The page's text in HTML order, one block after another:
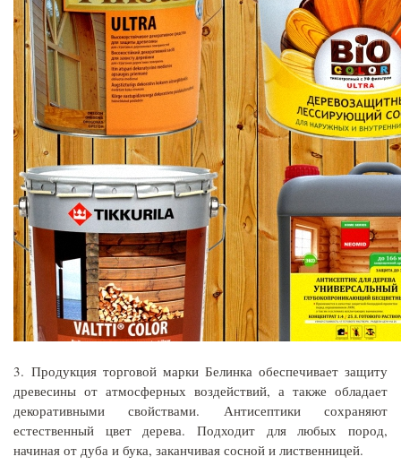
3. Продукция торговой марки Белинка обеспечивает защиту
древесины от атмосферных воздействий, а также обладает
декоративными свойствами. Антисептики сохраняют
естественный цвет дерева. Подходит для любых пород,
начиная от дуба и бука, заканчивая сосной и лиственницей.